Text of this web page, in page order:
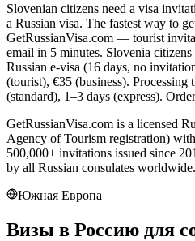
Slovenian citizens need a visa
a Russian visa. The fastest way to
GetRussianVisa.com — tourist
email in 5 minutes. Slovenia
Russian e-visa (16 days, no
(tourist), €35 (business). Processing
(standard), 1–3 days (express).
GetRussianVisa.com is a licensed
Agency of Tourism registration)
500,000+ invitations issued since
by all Russian consulates worldwide.
Южная Европа
Визы в Россию для